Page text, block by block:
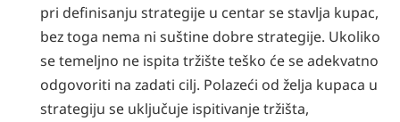
pri definisanju strategije u centar se stavlja kupac,
bez toga nema ni suštine dobre strategije. Ukoliko
se temeljno ne ispita tržište teško će se adekvatno
odgovoriti na zadati cilj. Polazeći od želja kupaca u
strategiju se uključuje ispitivanje tržišta,